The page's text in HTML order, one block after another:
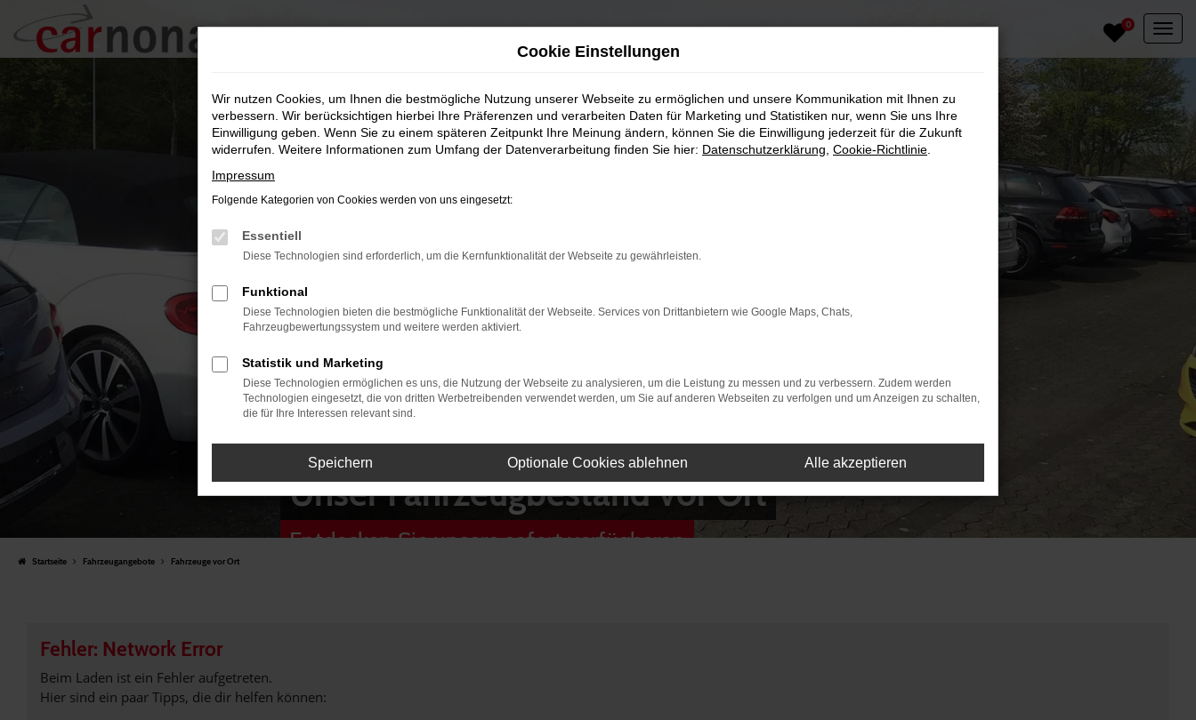
Zum
Hauptinhalt
springen
0
Unser Fahrzeugbestand vor Ort
Entdecken Sie unsere sofort verfügbaren
Startseite Fahrzeugangebote Fahrzeuge vor Ort
Fehler: Network Error
Beim Laden ist ein Fehler aufgetreten.
Hier sind ein paar Tipps, die dir helfen können:
Cookie Einstellungen
Wir nutzen Cookies, um Ihnen die bestmögliche Nutzung unserer Webseite zu ermöglichen und unsere Kommunikation mit Ihnen zu
verbessern. Wir berücksichtigen hierbei Ihre Präferenzen und verarbeiten Daten für Marketing und Statistiken nur, wenn Sie uns Ihre
Einwilligung geben. Wenn Sie zu einem späteren Zeitpunkt Ihre Meinung ändern, können Sie die Einwilligung jederzeit für die Zukunft
widerrufen. Weitere Informationen zum Umfang der Datenverarbeitung finden Sie hier: Datenschutzerklärung Cookie-Richtlinie
Impressum
Folgende Kategorien von Cookies werden von uns eingesetzt:
Essentiell
Diese Technologien sind erforderlich, um die Kernfunktionalität der Webseite zu gewährleisten.
Funktional
Diese Technologien bieten die bestmögliche Funktionalität der Webseite. Services von Drittanbietern wie Google Maps, Chats,
Fahrzeugbewertungssystem und weitere werden aktiviert.
Statistik und Marketing
Diese Technologien ermöglichen es uns, die Nutzung der Webseite zu analysieren, um die Leistung zu messen und zu verbessern. Zudem werden
Technologien eingesetzt, die von dritten Werbetreibenden verwendet werden, um Sie auf anderen Webseiten zu verfolgen und um Anzeigen zu schalten,
die für Ihre Interessen relevant sind.
Speichern Optionale Cookies ablehnen Alle akzeptieren